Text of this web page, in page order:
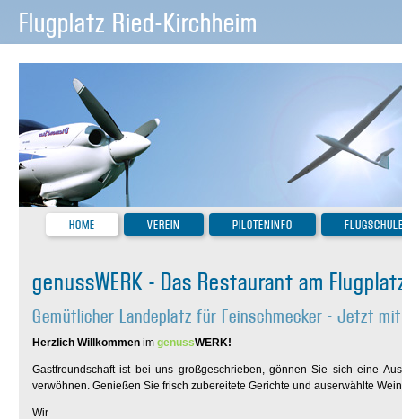
Flugplatz Ried-Kirchheim
HOME VEREIN PILOTENINFO
genussWERK - Das Restaurant am
Gemütlicher Landeplatz für Feinschmecker - Jetzt
Herzlich Willkommen im genussWERK!
Gastfreundschaft ist bei uns großgeschrieben, gönnen Sie sich eine
verwöhnen. Genießen Sie frisch zubereitete Gerichte und auserwählte
Wir